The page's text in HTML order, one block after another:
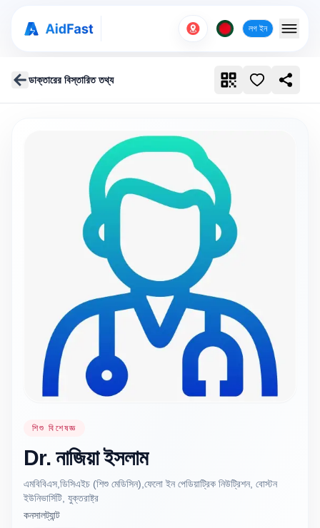
লগ ইন
ডাক্তারের বিস্তারিত তথ্য
শিশু বিশেষজ্ঞ
Dr. নাজিয়া ইসলাম
এমবিবিএস,ডিসিএইচ (শিশু মেডিসিন),ফেলো ইন পেডিয়াট্রিক নিউট্রিশন, বোস্টন
ইউনিভার্সিটি, যুক্তরাষ্ট্র
কনসালট্যান্ট